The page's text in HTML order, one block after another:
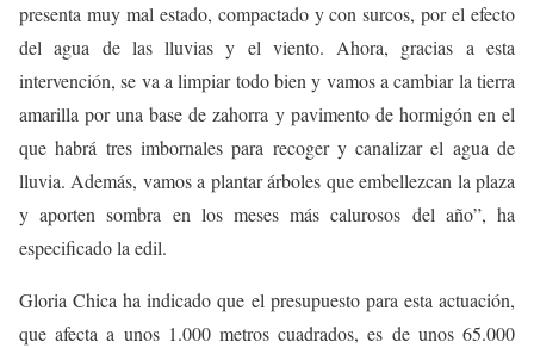
presenta muy mal estado, compactado y con surcos, por el efecto
del agua de las lluvias y el viento. Ahora, gracias a esta
intervención, se va a limpiar todo bien y vamos a cambiar la tierra
amarilla por una base de zahorra y pavimento de hormigón en el
que habrá tres imbornales para recoger y canalizar el agua de
lluvia. Además, vamos a plantar árboles que embellezcan la plaza
y aporten sombra en los meses más calurosos del año”, ha
especificado la edil.
Gloria Chica ha indicado que el presupuesto para esta actuación,
que afecta a unos 1.000 metros cuadrados, es de unos 65.000